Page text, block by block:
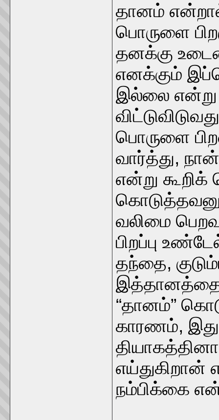
தானம்
பொருளை
தனக்கு
எனக்கும்
இல்லை என்று
பொருளை
வார்த்து,
என்று கூறிக்
வலிமை
பிறப்பு
தந்தை,
இத்தானத்தை
“தானம்”
காரணம், இது
எய்துகிறான்
நம்பிக்கை